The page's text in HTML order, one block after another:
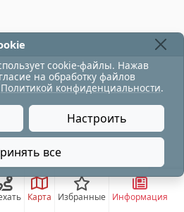
Карта Избранные Информация
по троллейбусу на
cookie-файлы. Нажав
на обработку файлов
Политикой конфиденциальности.
Настроить
все